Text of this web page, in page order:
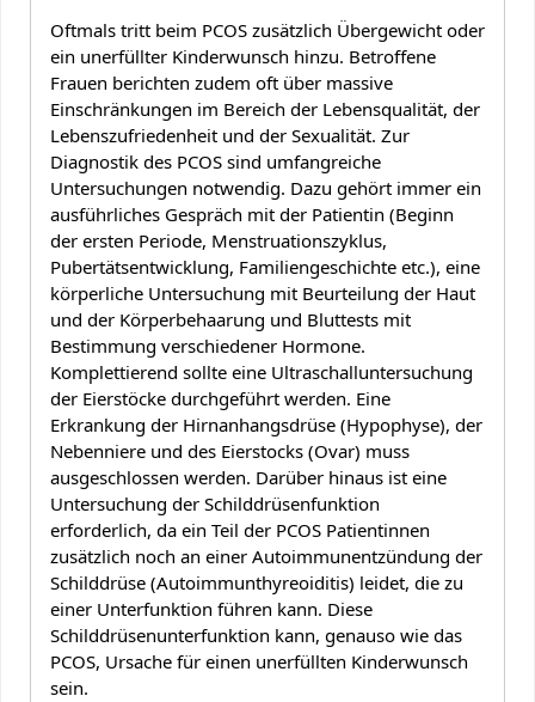
Oftmals tritt beim PCOS zusätzlich Übergewicht oder
ein unerfüllter Kinderwunsch hinzu. Betroffene
Frauen berichten zudem oft über massive
Einschränkungen im Bereich der Lebensqualität, der
Lebenszufriedenheit und der Sexualität. Zur
Diagnostik des PCOS sind umfangreiche
Untersuchungen notwendig. Dazu gehört immer ein
ausführliches Gespräch mit der Patientin (Beginn
der ersten Periode, Menstruationszyklus,
Pubertätsentwicklung, Familiengeschichte etc.), eine
körperliche Untersuchung mit Beurteilung der Haut
und der Körperbehaarung und Bluttests mit
Bestimmung verschiedener Hormone.
Komplettierend sollte eine Ultraschalluntersuchung
der Eierstöcke durchgeführt werden. Eine
Erkrankung der Hirnanhangsdrüse (Hypophyse), der
Nebenniere und des Eierstocks (Ovar) muss
ausgeschlossen werden. Darüber hinaus ist eine
Untersuchung der Schilddrüsenfunktion
erforderlich, da ein Teil der PCOS Patientinnen
zusätzlich noch an einer Autoimmunentzündung der
Schilddrüse (Autoimmunthyreoiditis) leidet, die zu
einer Unterfunktion führen kann. Diese
Schilddrüsenunterfunktion kann, genauso wie das
PCOS, Ursache für einen unerfüllten Kinderwunsch
sein.